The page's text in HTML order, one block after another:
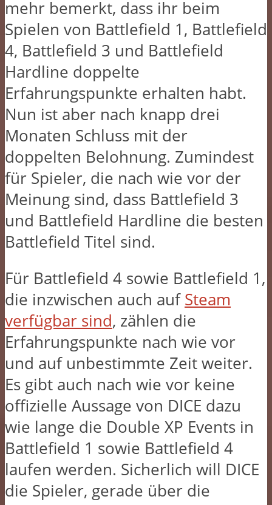
mehr bemerkt, dass ihr beim
Spielen von Battlefield 1, Battlefield
4, Battlefield 3 und Battlefield
Hardline doppelte
Erfahrungspunkte erhalten habt.
Nun ist aber nach knapp drei
Monaten Schluss mit der
doppelten Belohnung. Zumindest
für Spieler, die nach wie vor der
Meinung sind, dass Battlefield 3
und Battlefield Hardline die besten
Battlefield Titel sind.
Für Battlefield 4 sowie Battlefield 1,
die inzwischen auch auf Steam
verfügbar sind, zählen die
Erfahrungspunkte nach wie vor
und auf unbestimmte Zeit weiter.
Es gibt auch nach wie vor keine
offizielle Aussage von DICE dazu
wie lange die Double XP Events in
Battlefield 1 sowie Battlefield 4
laufen werden. Sicherlich will DICE
die Spieler, gerade über die